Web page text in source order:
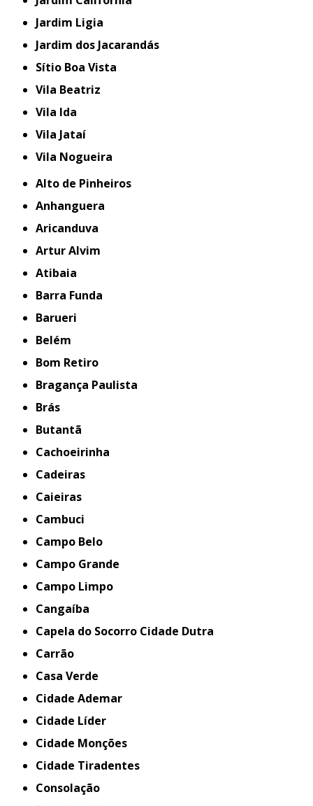
Jardim Ligia
Jardim dos Jacarandás
Sítio Boa Vista
Vila Beatriz
Vila Ida
Vila Jataí
Vila Nogueira
Alto de Pinheiros
Anhanguera
Aricanduva
Artur Alvim
Atibaia
Barra Funda
Barueri
Belém
Bom Retiro
Bragança Paulista
Brás
Butantã
Cachoeirinha
Cadeiras
Caieiras
Cambuci
Campo Belo
Campo Grande
Campo Limpo
Cangaíba
Capela do Socorro Cidade Dutra
Carrão
Casa Verde
Cidade Ademar
Cidade Líder
Cidade Monções
Cidade Tiradentes
Consolação